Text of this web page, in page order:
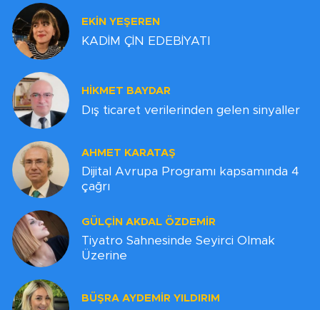
EKİN YEŞEREN
KADİM ÇİN EDEBİYATI
HIKMET BAYDAR
Dış ticaret verilerinden gelen sinyaller
AHMET KARATAŞ
Dijital Avrupa Programı kapsamında 4
çağrı
GÜLÇIN AKDAL ÖZDEMİR
Tiyatro Sahnesinde Seyirci Olmak
Üzerine
BÜŞRA AYDEMIR YILDIRIM